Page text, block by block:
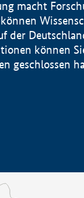
macht
der
können
geschlossen